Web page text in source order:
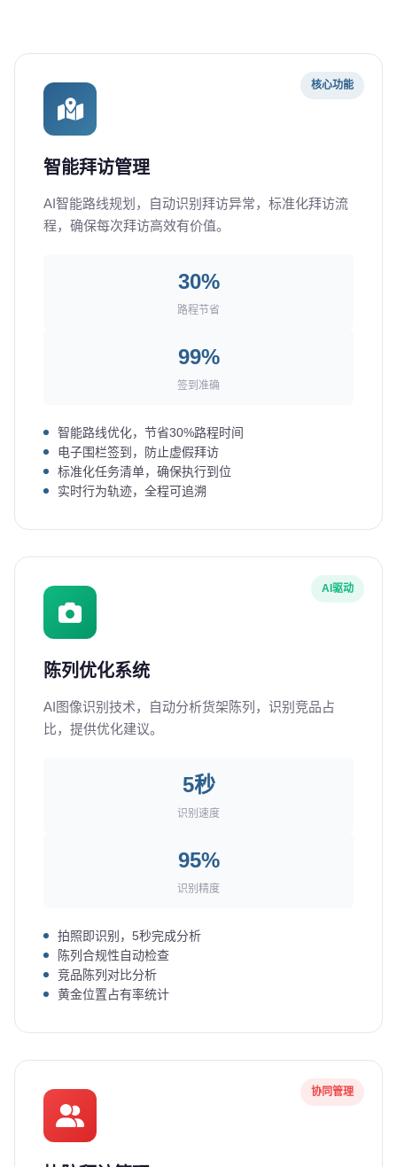
核心功能
智能拜访管理
AI智能路线规划，自动识别拜访异常，标准化拜访流
程，确保每次拜访高效有价值。
30%
路程节省
99%
签到准确
智能路线优化，节省30%路程时间
电子围栏签到，防止虚假拜访
标准化任务清单，确保执行到位
实时行为轨迹，全程可追溯
AI驱动
陈列优化系统
AI图像识别技术，自动分析货架陈列，识别竞品占
比，提供优化建议。
5秒
识别速度
95%
识别精度
拍照即识别，5秒完成分析
陈列合规性自动检查
竞品陈列对比分析
黄金位置占有率统计
协同管理